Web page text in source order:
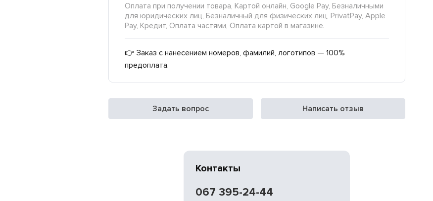
Оплата при получении товара, Картой онлайн, Google Pay, Безналичными
для юридических лиц, Безналичный для физических лиц, PrivatPay, Apple
Pay, Кредит, Оплата частями, Оплата картой в магазине.
👉 Заказ с нанесением номеров, фамилий, логотипов — 100%
предоплата.
Задать вопрос Написать отзыв
Контакты
067 395-24-44